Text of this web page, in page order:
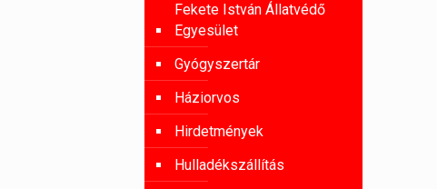
Fekete István Állatvédő
Egyesület
Gyógyszertár
Háziorvos
Hirdetmények
Hulladékszállítás